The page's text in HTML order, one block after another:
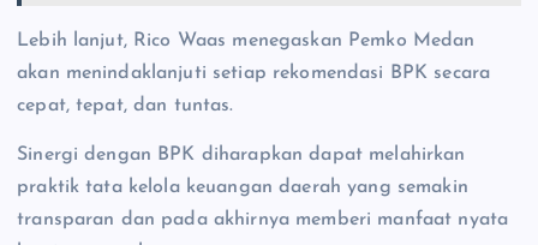
Lebih lanjut, Rico Waas menegaskan Pemko Medan
akan menindaklanjuti setiap rekomendasi BPK secara
cepat, tepat, dan tuntas.
Sinergi dengan BPK diharapkan dapat melahirkan
praktik tata kelola keuangan daerah yang semakin
transparan dan pada akhirnya memberi manfaat nyata